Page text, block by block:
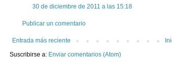
30 de diciembre de 2011 a las 15:18
Publicar un comentario
Entrada más reciente
Suscribirse a: Enviar comentarios (Atom)